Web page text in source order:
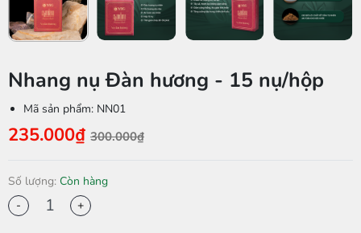
Nhang nụ Đàn hương - 15 nụ/hộp
Mã sản phẩm: NN01
235.000₫ 300.000₫
Số lượng: Còn hàng
-
+